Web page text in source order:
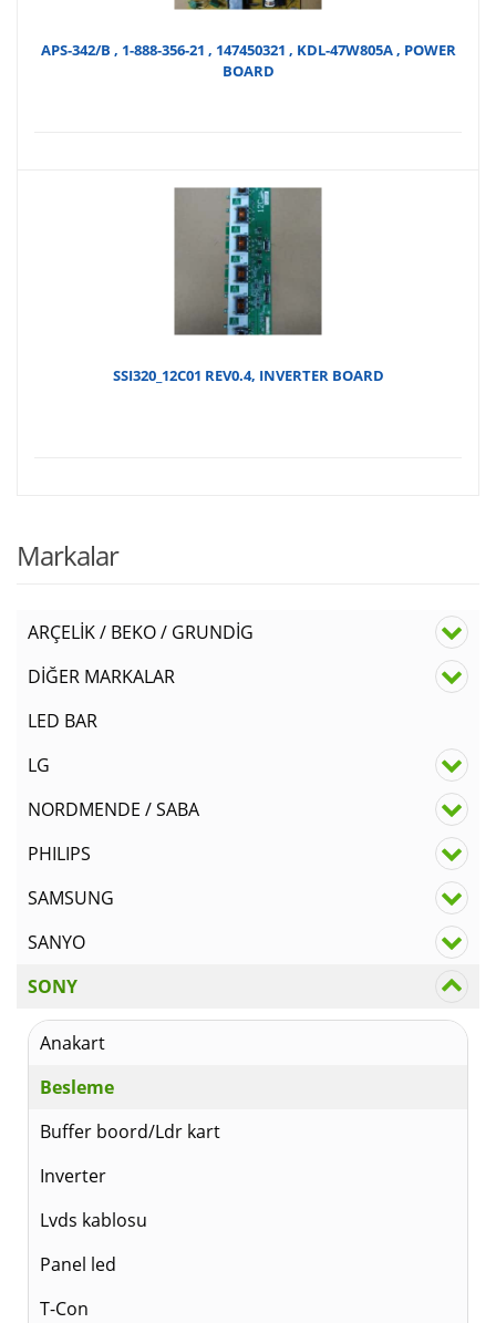
APS-342/B , 1-888-356-21 , 147450321 , KDL-47W805A , POWER
BOARD
SSI320_12C01 REV0.4, INVERTER BOARD
Markalar
ARÇELİK / BEKO / GRUNDİG
DİĞER MARKALAR
LED BAR
LG
NORDMENDE / SABA
PHILIPS
SAMSUNG
SANYO
SONY
Anakart
Besleme
Buffer boord/Ldr kart
Inverter
Lvds kablosu
Panel led
T-Con